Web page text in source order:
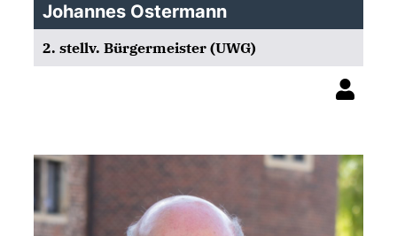
Johannes Ostermann
2. stellv. Bürgermeister (UWG)